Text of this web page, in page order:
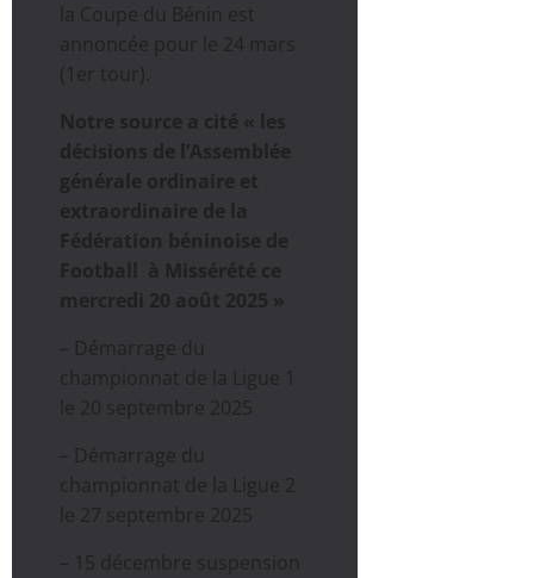
la Coupe du Bénin est
annoncée pour le 24 mars
(1er tour).
Notre source a cité « les
décisions de l’Assemblée
générale ordinaire et
extraordinaire de la
Fédération béninoise de
Football à Missérété ce
mercredi 20 août 2025 »
– Démarrage du
championnat de la Ligue 1
le 20 septembre 2025
– Démarrage du
championnat de la Ligue 2
le 27 septembre 2025
– 15 décembre suspension